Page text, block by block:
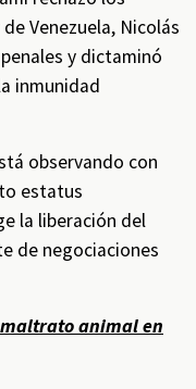
Venezuela, Nicolás
y dictaminó
inmunidad
observando con
estatus
la liberación del
de negociaciones
animal en